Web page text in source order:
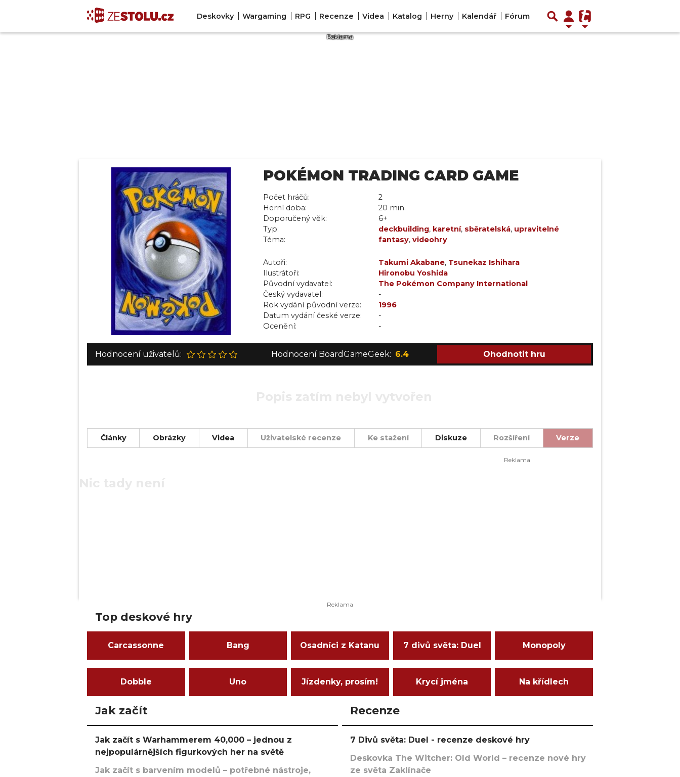
Deskovky Wargaming RPG Recenze Videa Katalog Herny Kalendář Fórum
POKÉMON TRADING CARD GAME
Počet hráčů:
2
Herní doba:
20 min.
Doporučený věk:
6+
Typ:
deckbuilding, karetní, sběratelská, upravitelné
Téma:
fantasy, videohry
Autoři: Takumi Akabane, Tsunekaz Ishihara
Ilustrátoři:
Hironobu Yoshida
Původní vydavatel:
The Pokémon Company International
Český vydavatel:
-
Rok vydání původní verze:
1996
Datum vydání české verze:
-
Ocenění:
-
Hodnocení uživatelů: Hodnocení BoardGameGeek: 6.4 Ohodnotit hru
Články Obrázky Videa Uživatelské recenze Ke stažení Diskuze Rozšíření Verze
Top deskové hry
Carcassonne Bang Osadníci z Katanu 7 divů světa: Duel Monopoly
Dobble Uno Jízdenky, prosím! Krycí jména Na křídlech
Jak začít
Jak začít s Warhammerem 40,000 – jednou z
nejpopulárnějších figurkových her na světě
Jak začít s barvením modelů – potřebné nástroje,
Recenze
7 Divů světa: Duel - recenze deskové hry
Deskovka The Witcher: Old World – recenze nové hry
ze světa Zaklínače